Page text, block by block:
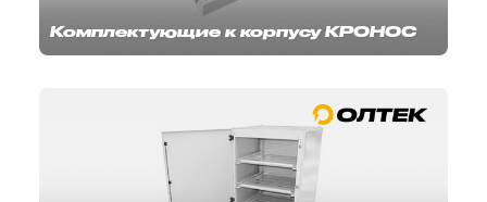
Комплектующие к корпусу КРОНОС